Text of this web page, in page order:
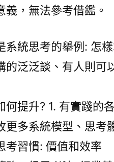
義，無法參考借鑑。
系統思考的舉例: 怎
的泛泛談、有人則可
何提升? 1. 有實踐的
更多系統模型、思考
考習慣: 價值和效率